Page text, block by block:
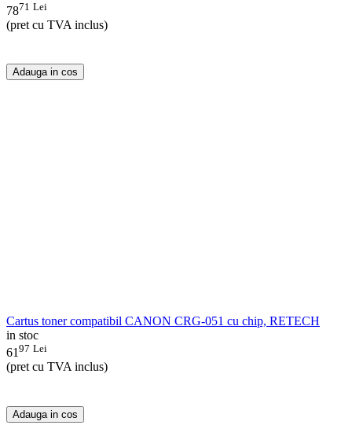
7871 Lei
(pret cu TVA inclus)
Adauga in cos
Cartus toner compatibil CANON CRG-051 cu chip, RETECH
in stoc
61 97 Lei
(pret cu TVA inclus)
Adauga in cos